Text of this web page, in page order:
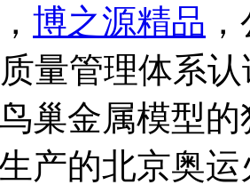
博之源精品
量管理体系
金属模型的
产的北京奥